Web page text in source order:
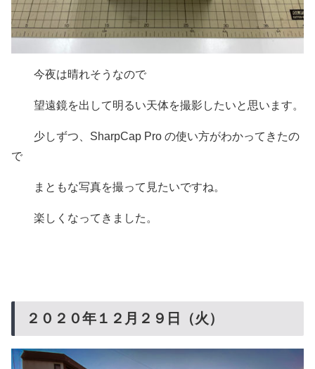
今夜は晴れそうなので
望遠鏡を出して明るい天体を撮影したいと思います。
少しずつ、SharpCap Pro の使い方がわかってきたの
で
まともな写真を撮って見たいですね。
楽しくなってきました。
２０２０年１２月２９日（火）